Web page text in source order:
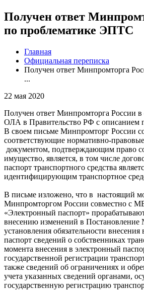
Получен ответ
по проблематике ЭПТС
Главная
Официальная переписка
Получен ответ Минпромторга
...
22 мая 2020
Получен ответ Минпромторга России в
ОЛА в Правительство РФ с описанием
В своем письме Минпромторг России
соответствующие нормативно-
документом, подтверждающим право
имущество, является, в том числе
паспорт транспортного средства
идентифицирующим транспортное
В письме изложено, что в настоящий
Минпромторгом России совместно с
«Электронный паспорт»
внесению изменений в Постановление
установления обязательности
паспорт сведений о собственниках
момента внесения в электронный
государственной регистрации
также сведений об ограничениях и
учета указанных сведений органами,
государственную регистрацию